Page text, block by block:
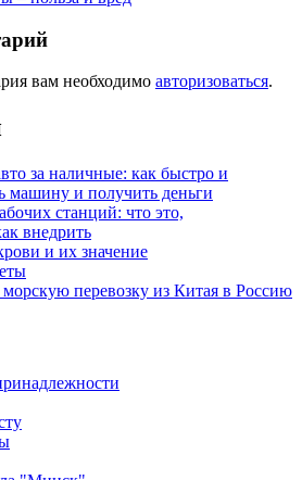
вам необходимо авторизоваться.
за наличные: как быстро и
машину и получить деньги
станций: что это,
внедрить
и их значение
морскую перевозку из Китая в Россию